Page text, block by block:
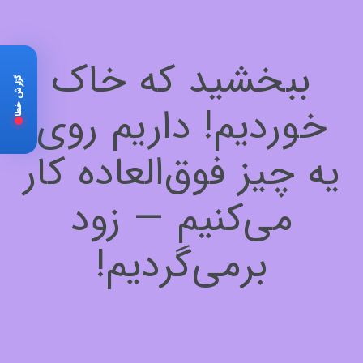
ببخشید که خاک
خوردیم! داریم روی
یه چیز فوق‌العاده کار
می‌کنیم — زود
برمی‌گردیم!
گزارش خطا